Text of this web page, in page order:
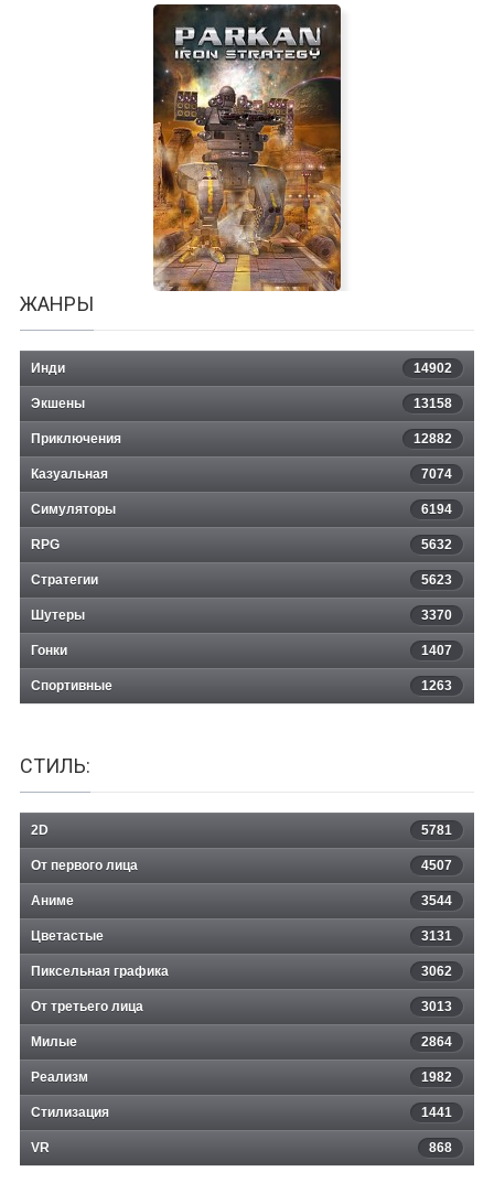
STURMWIND EX
ЖАНРЫ
Инди 14902
Экшены 13158
Приключения 12882
Казуальная 7074
Симуляторы 6194
RPG 5632
Стратегии 5623
Шутеры 3370
Гонки 1407
Спортивные 1263
СТИЛЬ:
2D 5781
От первого лица 4507
Аниме 3544
Цветастые 3131
Пиксельная графика 3062
От третьего лица 3013
Милые 2864
Реализм 1982
Стилизация 1441
VR 868